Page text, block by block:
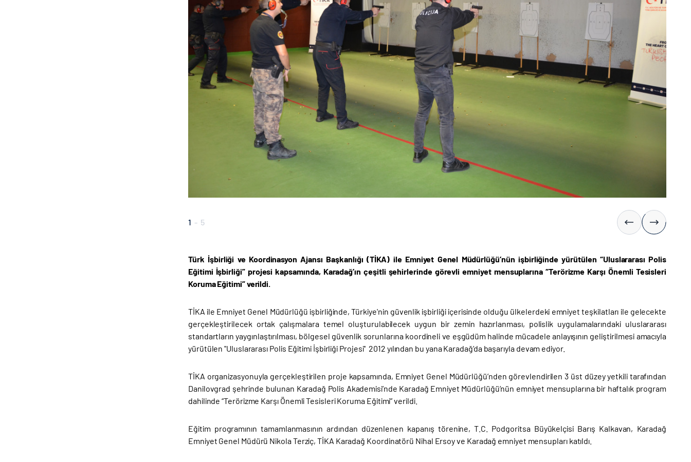
1 - 5
Türk İşbirliği ve Koordinasyon Ajansı Başkanlığı (TİKA) ile Emniyet Genel Müdürlüğü’nün işbirliğinde yürütülen “Uluslararası Polis
Eğitimi İşbirliği” projesi kapsamında, Karadağ’ın çeşitli şehirlerinde görevli emniyet mensuplarına “Terörizme Karşı Önemli Tesisleri
Koruma Eğitimi” verildi.
TİKA ile Emniyet Genel Müdürlüğü işbirliğinde, Türkiye'nin güvenlik işbirliği içerisinde olduğu ülkelerdeki emniyet teşkilatları ile gelecekte
gerçekleştirilecek ortak çalışmalara temel oluşturulabilecek uygun bir zemin hazırlanması, polislik uygulamalarındaki uluslararası
standartların yaygınlaştırılması, bölgesel güvenlik sorunlarına koordineli ve eşgüdüm halinde mücadele anlayışının geliştirilmesi amacıyla
yürütülen ''Uluslararası Polis Eğitimi İşbirliği Projesi'' 2012 yılından bu yana Karadağ’da başarıyla devam ediyor.
TİKA organizasyonuyla gerçekleştirilen proje kapsamında, Emniyet Genel Müdürlüğü’nden görevlendirilen 3 üst düzey yetkili tarafından
Danilovgrad şehrinde bulunan Karadağ Polis Akademisi’nde Karadağ Emniyet Müdürlüğü’nün emniyet mensuplarına bir haftalık program
dahilinde “Terörizme Karşı Önemli Tesisleri Koruma Eğitimi”verildi.
Eğitim programının tamamlanmasının ardından düzenlenen kapanış törenine, T.C. Podgoritsa Büyükelçisi Barış Kalkavan, Karadağ
Emniyet Genel Müdürü Nikola Terziç, TİKA Karadağ Koordinatörü Nihal Ersoy ve Karadağ emniyet mensupları katıldı.